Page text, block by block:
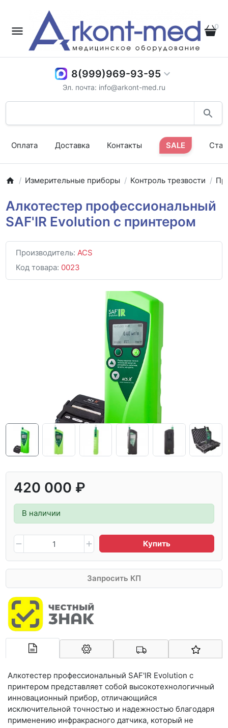
0
8(999)969-93-95
Эл. почта: info@arkont-med.ru
Оплата Доставка Контакты SALE
Измерительные приборы Контроль трезвости
Алкотестер профессиональный
SAF'IR Evolution с принтером
Производитель: ACS
Код товара: 0023
420 000 ₽
В наличии
Купить
Запросить КП
Алкотестер профессиональный SAF'IR Evolution с
принтером представляет собой высокотехнологичный
инновационный прибор, отличающийся
исключительной точностью и надежностью благодаря
применению инфракрасного датчика, который не